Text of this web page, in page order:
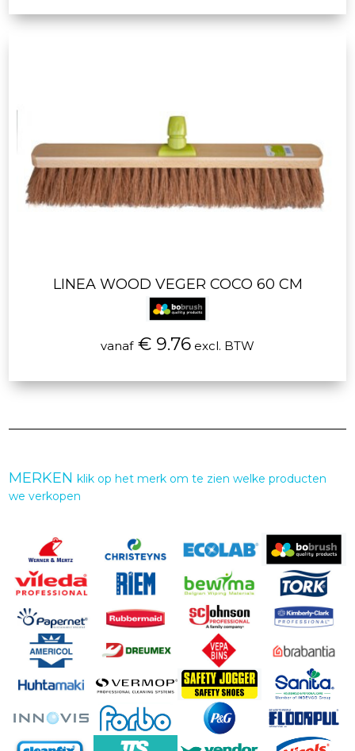
LINEA WOOD VEGER COCO 60 CM
vanaf€ 9.76 excl. BTW
MERKENklik op het merk om te zien welke producten
we verkopen